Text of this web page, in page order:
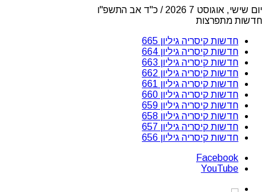
יום שישי, אוגוסט 7 2026 / כ"ד אב התשפ"ו
חדשות מתפרצות
חדשות קיסריה גיליון 665
חדשות קיסריה גיליון 664
חדשות קיסריה גיליון 663
חדשות קיסריה גיליון 662
חדשות קיסריה גיליון 661
חדשות קיסריה גיליון 660
חדשות קיסריה גיליון 659
חדשות קיסריה גיליון 658
חדשות קיסריה גיליון 657
חדשות קיסריה גיליון 656
Facebook
YouTube